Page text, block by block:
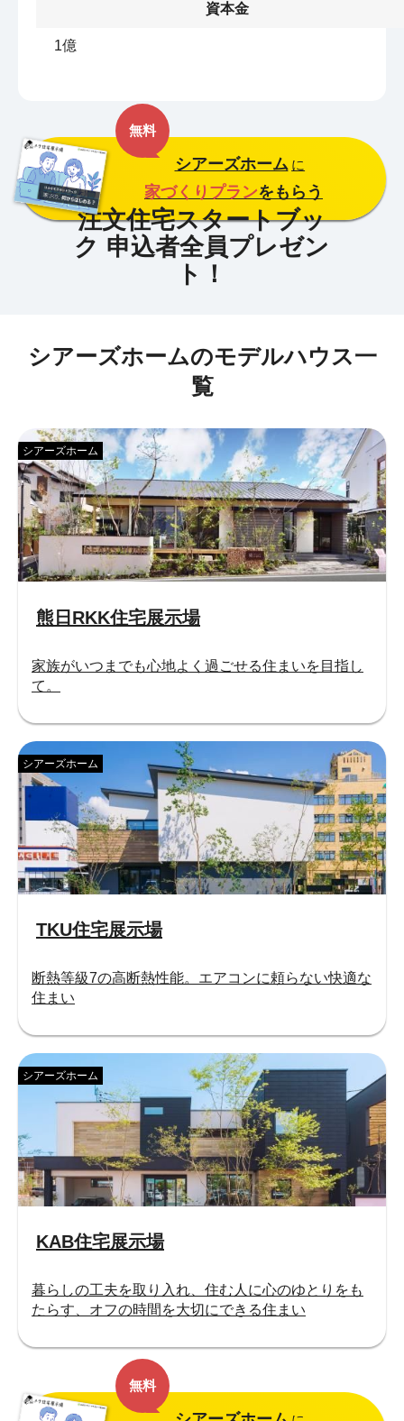
資本金
1億
無料
シアーズホーム に
家づくりプランをもらう
シアーズホームのモデルハウス一
覧
熊日RKK住宅展示場
シアーズホーム
家族がいつまでも心地よく過ごせる住まいを目指し
て。
TKU住宅展示場
シアーズホーム
断熱等級7の高断熱性能。エアコンに頼らない快適な
住まい
KAB住宅展示場
シアーズホーム
暮らしの工夫を取り入れ、住む人に心のゆとりをも
たらす、オフの時間を大切にできる住まい
無料